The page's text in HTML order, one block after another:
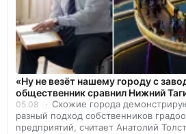
«Ну не везёт нашему городу с
общественник сравнил Нижний
05.08
Схожие города
разный подход собственников
предприятий, считает Анатолий